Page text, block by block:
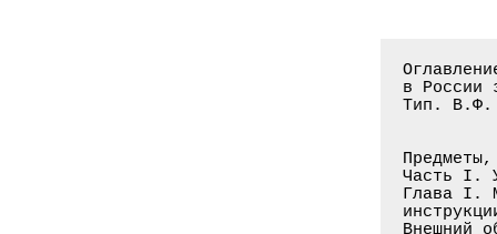
в
Тип. В.Ф.
Часть I.
Глава I.
Внешний